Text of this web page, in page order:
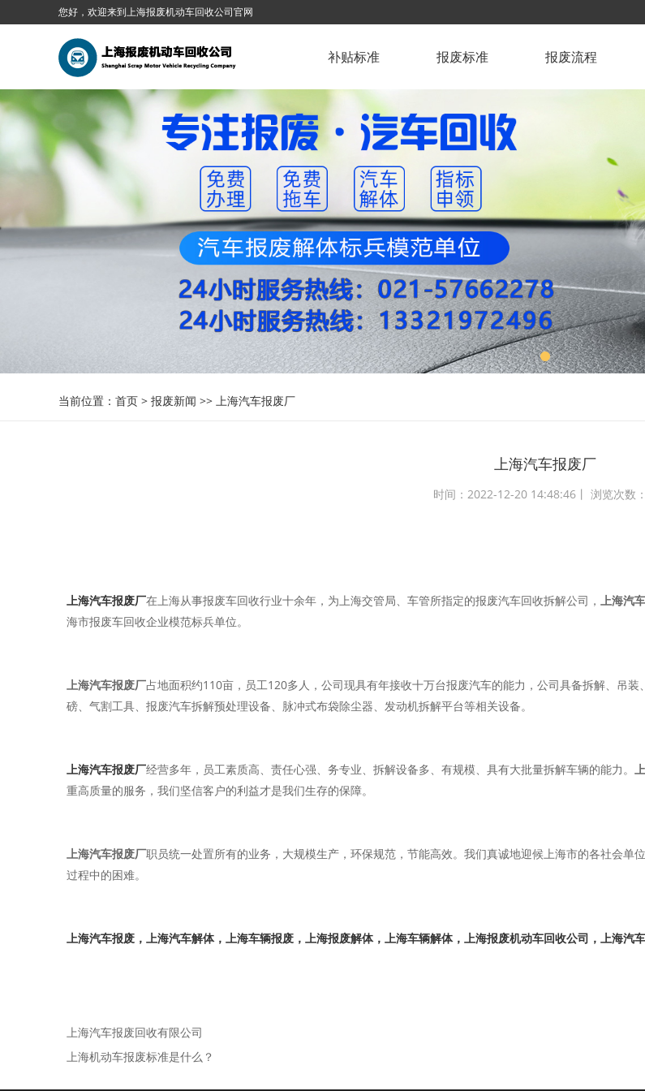
您好，欢迎来到上海报废机动车回收公司官网
补贴标准 报废标准 报废流程
当前位置： 首页 > 报废新闻 >> 上海汽车报废厂
上海汽车报废厂​
时间：2022-12-20 14:48:46丨 浏览次数：
上海汽车报废厂在上海从事报废车回收行业十余年，为上海交管局、车管所指定的报废汽车回收拆解公司， 上海汽
海市报废车回收企业模范标兵单位。
上海汽车报废厂占地面积约110亩，员工120多人，公司现具有年接收十万台报废汽车的能力，公司具备拆解、吊
磅、气割工具、报废汽车拆解预处理设备、脉冲式布袋除尘器、发动机拆解平台等相关设备。
上海汽车报废厂经营多年，员工素质高、责任心强、务专业、拆解设备多、有规模、具有大批量拆解车辆的能力。
重高质量的服务，我们坚信客户的利益才是我们生存的保障。
上海汽车报废厂职员统一处置所有的业务，大规模生产，环保规范，节能高效。我们真诚地迎候上海市的各社会
过程中的困难。
上海汽车报废，上海汽车解体，上海车辆报废，上海报废解体，上海车辆解体，上海报废机动车回收公司，上海
上海汽车报废回收有限公司
上海机动车报废标准是什么？